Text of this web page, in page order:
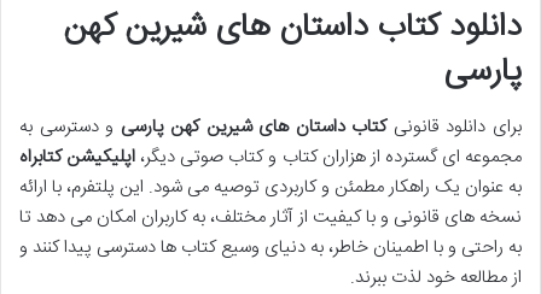
دانلود کتاب داستان های شیرین کهن
پارسی
برای دانلود قانونیکتاب داستان های شیرین کهن پارسی و دسترسی به
مجموعه ای گسترده از هزاران کتاب و کتاب صوتی دیگر، اپلیکیشن کتابراه
به عنوان یک راهکار مطمئن و کاربردی توصیه می شود. این پلتفرم، با ارائه
نسخه های قانونی و با کیفیت از آثار مختلف، به کاربران امکان می دهد تا
به راحتی و با اطمینان خاطر، به دنیای وسیع کتاب ها دسترسی پیدا کنند و
از مطالعه خود لذت ببرند.